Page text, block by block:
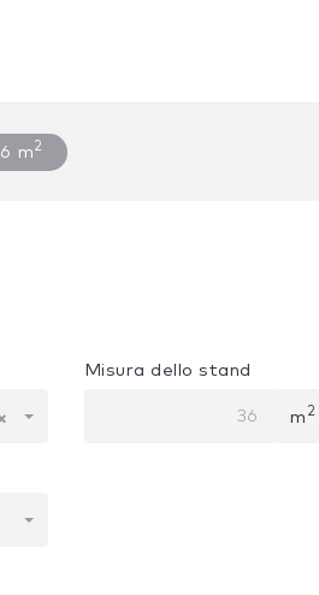
m2
Misura dello stand
m 2